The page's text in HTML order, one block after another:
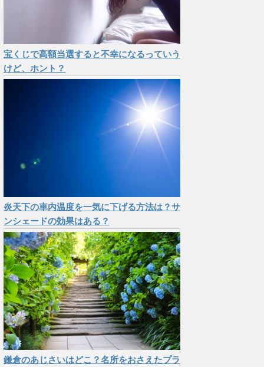
宝くじで高額当選すると不幸になるっていう
けど、ホント？
炎天下の車内温度を一気に下げる方法は？サ
ンシェードの効果はある？
鎌倉のあじさいはどこ？名所をおさえたプラ